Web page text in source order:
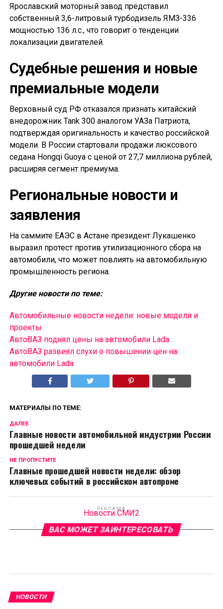
Ярославский моторный завод представил
собственный 3,6-литровый турбодизель ЯМЗ-336
мощностью 136 л.с., что говорит о тенденции
локализации двигателей.
Судебные решения и новые
премиальные модели
Верховный суд РФ отказался признать китайский
внедорожник Tank 300 аналогом УАЗа Патриота,
подтверждая оригинальность и качество российской
модели. В России стартовали продажи люксового
седана Hongqi Guoya с ценой от 27,7 миллиона рублей,
расширяя сегмент премиума.
Региональные новости и
заявления
На саммите ЕАЭС в Астане президент Лукашенко
выразил протест против утилизационного сбора на
автомобили, что может повлиять на автомобильную
промышленность региона.
Другие новости по теме:
Автомобильные новости недели: новые модели и
проекты
АвтоВАЗ поднял цены на автомобили Lada
АвтоВАЗ развеял слухи о повышении цен на
автомобили Lada
МАТЕРИАЛЫ ПО ТЕМЕ:
ДАЛЕЕ
Главные новости автомобильной индустрии России
прошедшей недели
НЕ ПРОПУСТИТЕ
Главные прошедшей новости недели: обзор
ключевых событий в российском автопроме
РЕКЛАМА
Новости СМИ2
ВАС МОЖЕТ ЗАИНТЕРЕСОВАТЬ
НОВОСТИ